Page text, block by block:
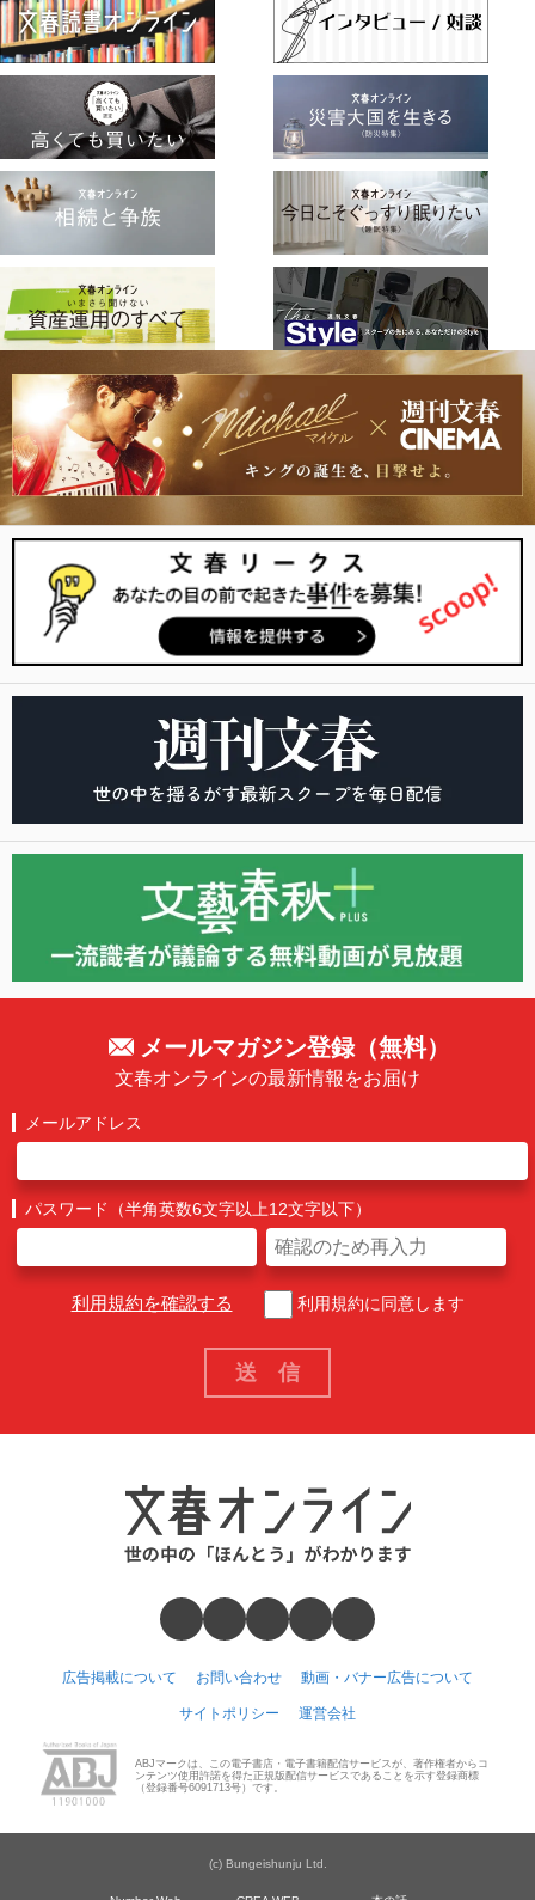
メールマガジン登録（無料）
文春オンラインの最新情報をお届け
メールアドレス
パスワード（半角英数6文字以上12文字以下）
利用規約を確認する 利用規約に同意します
広告掲載について お問い合わせ 動画・バナー広告について
サイトポリシー 運営会社
ABJマークは、この電子書店・電子書籍配信サービスが、著作権者からコ
ンテンツ使用許諾を得た正規版配信サービスであることを示す登録商標
（登録番号6091713号）です。
(c) Bungeishunju Ltd.